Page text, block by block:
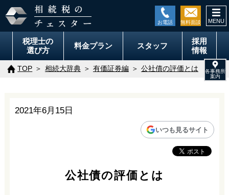
税理士の
選び方
料金プラン スタッフ
採用
情報
TOP 相続大辞典 有価証券編 公社債の評価とは
2021年6月15日
いつも見るサイト
公社債の評価とは